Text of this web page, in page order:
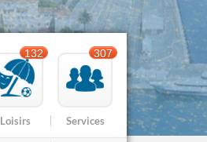
132 307
Loisirs Services